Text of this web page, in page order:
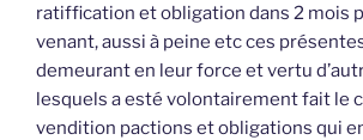
ratiffication et obligation dans 2 mois
venant, aussi à peine etc ces
demeurant en leur force et vertu
lesquels a esté volontairement fait le
vendition pactions et obligations qui